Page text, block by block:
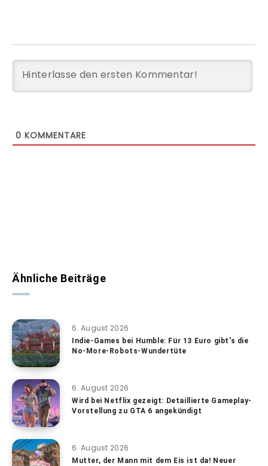
0 KOMMENTARE
Ähnliche Beiträge
6. August 2026
Indie-Games bei Humble: Für 13 Euro gibt’s die
No-More-Robots-Wundertüte
6. August 2026
Wird bei Netflix gezeigt: Detaillierte Gameplay-
Vorstellung zu GTA 6 angekündigt
6. August 2026
Mutter, der Mann mit dem Eis ist da! Neuer